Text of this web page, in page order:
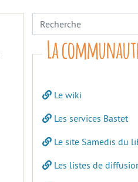
La
Le wiki
Les services Bastet
Le site Samedis du
Les listes de